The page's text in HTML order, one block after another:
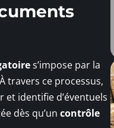
s’impose par la
travers ce processus,
et identifie d’éventuels
dès qu’un contrôle